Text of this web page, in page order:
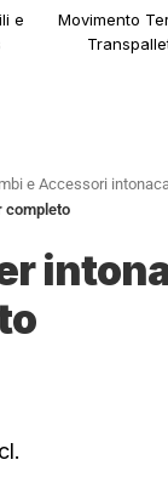
e
Movimento
e Accessori
completo